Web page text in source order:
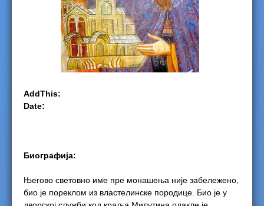
AddThis:
Date:
Биографија:
Његово световно име пре монашења није забележено,
био је пореклом из властелинске породице. Био је у